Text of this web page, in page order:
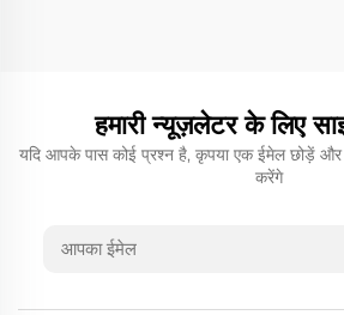
हमारी न्यूज़लेटर के लिए
यदि आपके पास कोई प्रश्न है, कृपया एक ईमेल छोड़ें
करेंगे